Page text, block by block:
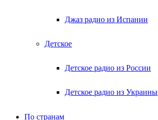
Джаз радио из Испании
Детское
Детское радио из России
Детское радио из Украины
По странам